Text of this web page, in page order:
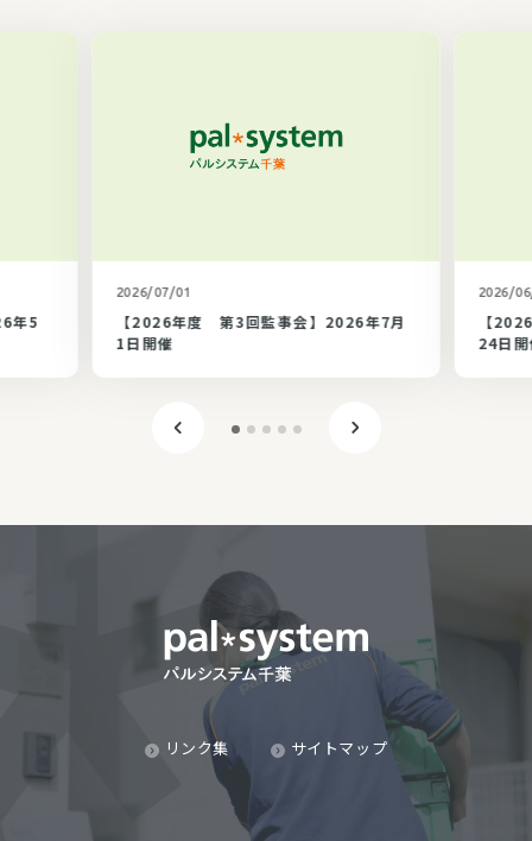
年5
2026/07/01
【2026年度 第3回監事会】2026年7月
1日開催
2026/
【
24日
リンク集 サイトマップ